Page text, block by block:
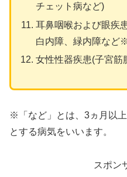
チェット病など)
耳鼻咽喉および眼疾
白内障、緑内障など
女性性器疾患(子宮
※「など」とは、3ヵ月以
とする病気をいいます。
スポン